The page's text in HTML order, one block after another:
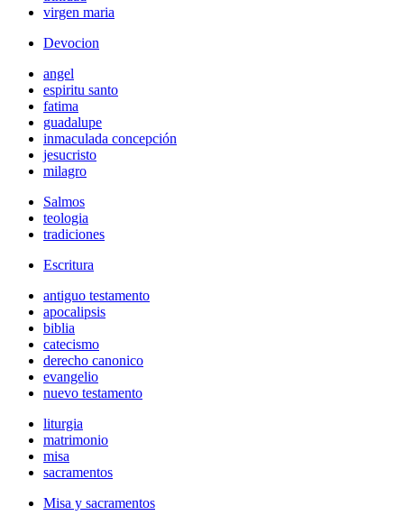
virgen maria
Devocion
angel
espiritu santo
fatima
guadalupe
inmaculada concepción
jesucristo
milagro
Salmos
teologia
tradiciones
Escritura
antiguo testamento
apocalipsis
biblia
catecismo
derecho canonico
evangelio
nuevo testamento
liturgia
matrimonio
misa
sacramentos
Misa y sacramentos